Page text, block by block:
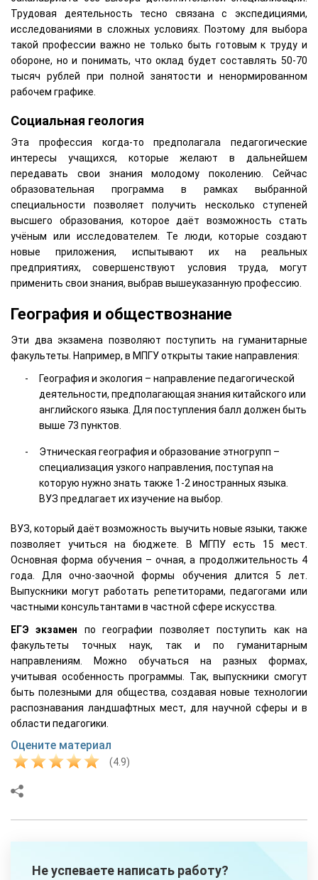
Трудовая деятельность тесно связана с экспедициями,
исследованиями в сложных условиях. Поэтому для выбора
такой профессии важно не только быть готовым к труду и
обороне, но и понимать, что оклад будет составлять 50-70
тысяч рублей при полной занятости и ненормированном
рабочем графике.
Социальная геология
Эта профессия когда-то предполагала педагогические
интересы учащихся, которые желают в дальнейшем
передавать свои знания молодому поколению. Сейчас
образовательная программа в рамках выбранной
специальности позволяет получить несколько ступеней
высшего образования, которое даёт возможность стать
учёным или исследователем. Те люди, которые создают
новые приложения, испытывают их на реальных
предприятиях, совершенствуют условия труда, могут
применить свои знания, выбрав вышеуказанную профессию.
География и обществознание
Эти два экзамена позволяют поступить на гуманитарные
факультеты. Например, в МПГУ открыты такие направления:
География и экология – направление педагогической
деятельности, предполагающая знания китайского или
английского языка. Для поступления балл должен быть
выше 73 пунктов.
Этническая география и образование этногрупп –
специализация узкого направления, поступая на
которую нужно знать также 1-2 иностранных языка.
ВУЗ предлагает их изучение на выбор.
ВУЗ, который даёт возможность выучить новые языки, также
позволяет учиться на бюджете. В МГПУ есть 15 мест.
Основная форма обучения – очная, а продолжительность 4
года. Для очно-заочной формы обучения длится 5 лет.
Выпускники могут работать репетиторами, педагогами или
частными консультантами в частной сфере искусства.
ЕГЭ экзамен по географии позволяет поступить как на
факультеты точных наук, так и по гуманитарным
направлениям. Можно обучаться на разных формах,
учитывая особенность программы. Так, выпускники смогут
быть полезными для общества, создавая новые технологии
распознавания ландшафтных мест, для научной сферы и в
области педагогики.
Оцените материал
(4.9)
Не успеваете написать работу?